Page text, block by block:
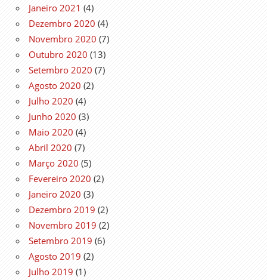
Janeiro 2021 (4)
Dezembro 2020 (4)
Novembro 2020 (7)
Outubro 2020 (13)
Setembro 2020 (7)
Agosto 2020 (2)
Julho 2020 (4)
Junho 2020 (3)
Maio 2020 (4)
Abril 2020 (7)
Março 2020 (5)
Fevereiro 2020 (2)
Janeiro 2020 (3)
Dezembro 2019 (2)
Novembro 2019 (2)
Setembro 2019 (6)
Agosto 2019 (2)
Julho 2019 (1)